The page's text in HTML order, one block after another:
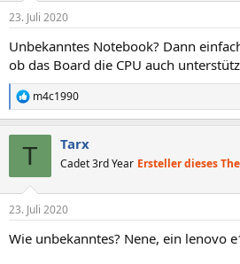
23. Juli 2020
Unbekanntes Notebook? Dann
ob das Board die CPU auch
R
e
e
:
m4c1990
T Tarx
Cadet 3rd Year Ersteller dieses
23. Juli 2020
Wie unbekanntes? Nene, ein lenovo